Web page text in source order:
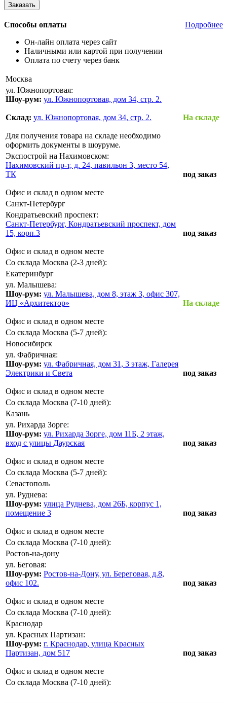
Способы оплаты
Подробнее
Он-лайн оплата через сайт
Наличными или картой при получении
Оплата по счету через банк
Москва
ул. Южнопортовая:
Шоу-рум: ул. Южнопортовая, дом 34, стр. 2.
Склад: ул. Южнопортовая, дом 34, стр. 2.
Для получения товара на складе необходимо
оформить документы в шоуруме.
На складе
Экспострой на Нахимовском:
Нахимовский пр-т, д. 24, павильон 3, место 54,
ТК
Офис и склад в одном месте
под заказ
Санкт-Петербург
Кондратьевский проспект:
Санкт-Петербург, Кондратьевский проспект, дом
15, корп.3
Офис и склад в одном месте
под заказ
Со склада Москва (2-3 дней):
Екатеринбург
ул. Малышева:
Шоу-рум: ул. Малышева, дом 8, этаж 3, офис 307,
ИЦ «Архитектор»
Офис и склад в одном месте
На складе
Со склада Москва (5-7 дней):
Новосибирск
ул. Фабричная:
Шоу-рум: ул. Фабричная, дом 31, 3 этаж, Галерея
Электрики и Света
Офис и склад в одном месте
под заказ
Со склада Москва (7-10 дней):
Казань
ул. Рихарда Зорге:
Шоу-рум: ул. Рихарда Зорге, дом 11Б, 2 этаж,
вход с улицы Даурская
Офис и склад в одном месте
под заказ
Со склада Москва (5-7 дней):
Севастополь
ул. Руднева:
Шоу-рум: улица Руднева, дом 26Б, корпус 1,
помещение 3
Офис и склад в одном месте
под заказ
Со склада Москва (7-10 дней):
Ростов-на-дону
ул. Беговая:
Шоу-рум: Ростов-на-Дону, ул. Береговая, д.8,
офис 102.
Офис и склад в одном месте
под заказ
Со склада Москва (7-10 дней):
Краснодар
ул. Красных Партизан:
Шоу-рум: г. Краснодар, улица Красных
Партизан, дом 517
Офис и склад в одном месте
под заказ
Со склада Москва (7-10 дней):